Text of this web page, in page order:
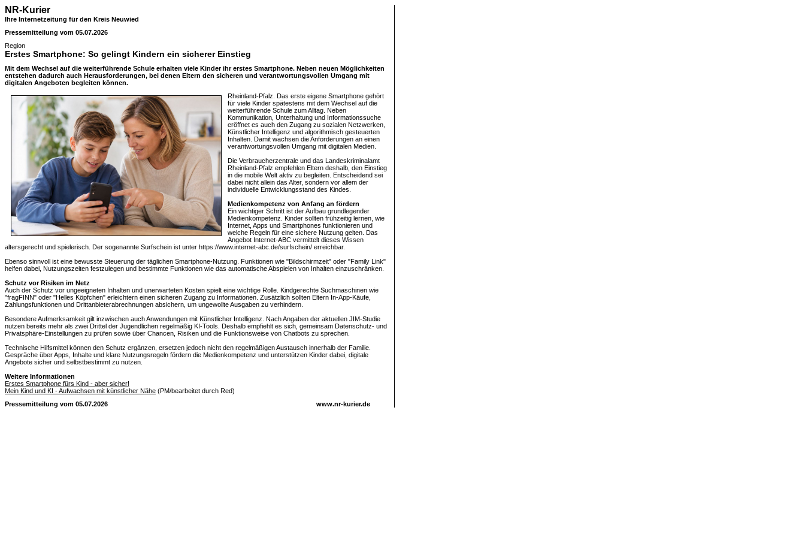
NR-Kurier
Ihre Internetzeitung für den Kreis Neuwied
Pressemitteilung vom 05.07.2026
Region
Erstes Smartphone: So gelingt Kindern ein sicherer Einstieg
Mit dem Wechsel auf die weiterführende Schule erhalten viele Kinder ihr erstes Smartphone. Neben neuen Möglichkeiten
entstehen dadurch auch Herausforderungen, bei denen Eltern den sicheren und verantwortungsvollen Umgang mit
digitalen Angeboten begleiten können.
Rheinland-Pfalz. Das erste eigene Smartphone gehört
für viele Kinder spätestens mit dem Wechsel auf die
weiterführende Schule zum Alltag. Neben
Kommunikation, Unterhaltung und Informationssuche
eröffnet es auch den Zugang zu sozialen Netzwerken,
Künstlicher Intelligenz und algorithmisch gesteuerten
Inhalten. Damit wachsen die Anforderungen an einen
verantwortungsvollen Umgang mit digitalen Medien.
Die Verbraucherzentrale und das Landeskriminalamt
Rheinland-Pfalz empfehlen Eltern deshalb, den Einstieg
in die mobile Welt aktiv zu begleiten. Entscheidend sei
dabei nicht allein das Alter, sondern vor allem der
individuelle Entwicklungsstand des Kindes.
Medienkompetenz von Anfang an fördern
Ein wichtiger Schritt ist der Aufbau grundlegender
Medienkompetenz. Kinder sollten frühzeitig lernen, wie
Internet, Apps und Smartphones funktionieren und
welche Regeln für eine sichere Nutzung gelten. Das
Angebot Internet-ABC vermittelt dieses Wissen
altersgerecht und spielerisch. Der sogenannte Surfschein ist unter https://www.internet-abc.de/surfschein/ erreichbar.
Ebenso sinnvoll ist eine bewusste Steuerung der täglichen Smartphone-Nutzung. Funktionen wie "Bildschirmzeit" oder "Family Link"
helfen dabei, Nutzungszeiten festzulegen und bestimmte Funktionen wie das automatische Abspielen von Inhalten einzuschränken.
Schutz vor Risiken im Netz
Auch der Schutz vor ungeeigneten Inhalten und unerwarteten Kosten spielt eine wichtige Rolle. Kindgerechte Suchmaschinen wie
"fragFINN" oder "Helles Köpfchen" erleichtern einen sicheren Zugang zu Informationen. Zusätzlich sollten Eltern In-App-Käufe,
Zahlungsfunktionen und Drittanbieterabrechnungen absichern, um ungewollte Ausgaben zu verhindern.
Besondere Aufmerksamkeit gilt inzwischen auch Anwendungen mit Künstlicher Intelligenz. Nach Angaben der aktuellen JIM-Studie
nutzen bereits mehr als zwei Drittel der Jugendlichen regelmäßig KI-Tools. Deshalb empfiehlt es sich, gemeinsam Datenschutz- und
Privatsphäre-Einstellungen zu prüfen sowie über Chancen, Risiken und die Funktionsweise von Chatbots zu sprechen.
Technische Hilfsmittel können den Schutz ergänzen, ersetzen jedoch nicht den regelmäßigen Austausch innerhalb der Familie.
Gespräche über Apps, Inhalte und klare Nutzungsregeln fördern die Medienkompetenz und unterstützen Kinder dabei, digitale
Angebote sicher und selbstbestimmt zu nutzen.
Weitere Informationen
Erstes Smartphone fürs Kind - aber sicher!
Mein Kind und KI - Aufwachsen mit künstlicher Nähe (PM/bearbeitet durch Red)
Pressemitteilung vom 05.07.2026
www.nr-kurier.de